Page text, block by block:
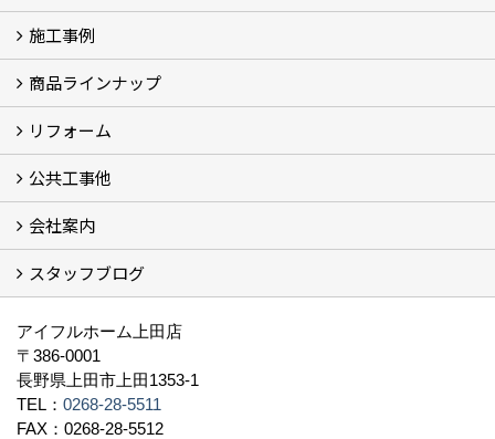
イベント予告
過去のイベント
施工事例
フォトギャラリー
モデルハウス (7)
現場レポート
完工事例
お客様の声
商品ラインナップ
商品ラインアップ一覧
FAVO（フェイボ）【自由設計】
Lodina（ロディナ）【規格住宅】
全館空調システム
リフォーム
コンセプト (2)
選ばれる理由
施工実例（フォトギャラリー）
公共工事他
建築工事 実績
土木工事 実績
一般建築(別荘)
公共工事部スタッフ紹介
会社案内
社長挨拶
会社概要
採用情報
アクセス
スタッフ紹介
スタッフブログ
資格取得一覧
プライバシーポリシー
地域貢献 (3)
スタッフブログ
アイフルホーム上田店
〒386-0001
長野県上田市上田1353-1
TEL： 0268-28-5511
FAX：0268-28-5512